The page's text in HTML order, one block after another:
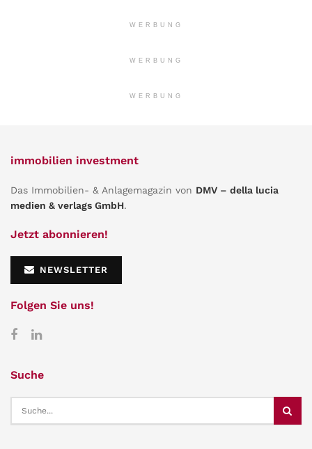
WERBUNG
WERBUNG
WERBUNG
immobilien investment
Das Immobilien- & Anlagemagazin von DMV – della lucia
medien & verlags GmbH.
Jetzt abonnieren!
NEWSLETTER
Folgen Sie uns!
Suche